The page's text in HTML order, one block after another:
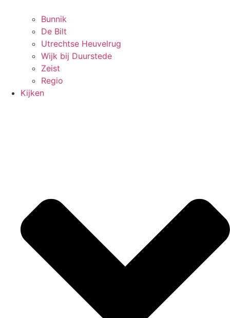
Bunnik
De Bilt
Utrechtse Heuvelrug
Wijk bij Duurstede
Zeist
Regio
Kijken